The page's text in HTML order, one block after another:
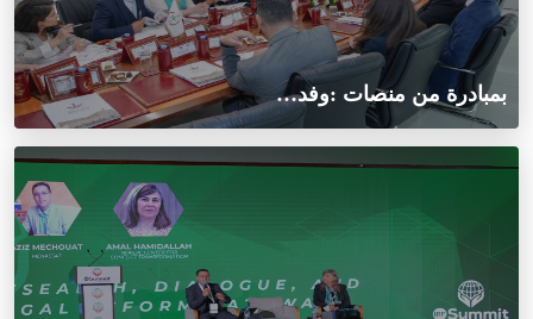
بمبادرة من منصات :وفد…